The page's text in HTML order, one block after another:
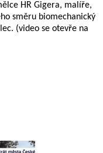
HR Gigera, malíře,
směru biomechanický
(video se otevře na